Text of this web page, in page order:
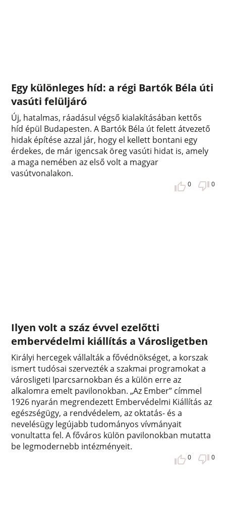
Egy különleges híd: a régi Bartók Béla úti
vasúti felüljáró
Új, hatalmas, ráadásul végső kialakításában kettős
híd épül Budapesten. A Bartók Béla út felett átvezető
hidak építése azzal jár, hogy el kellett bontani egy
érdekes, de már igencsak öreg vasúti hidat is, amely
a maga nemében az első volt a magyar
vasútvonalakon.
0 0
Ilyen volt a száz évvel ezelőtti
embervédelmi kiállítás a Városligetben
Királyi hercegek vállalták a fővédnökséget, a korszak
ismert tudósai szervezték a szakmai programokat a
városligeti Iparcsarnokban és a külön erre az
alkalomra emelt pavilonokban. „Az Ember” címmel
1926 nyarán megrendezett Embervédelmi Kiállítás az
egészségügy, a rendvédelem, az oktatás- és a
nevelésügy legújabb tudományos vívmányait
vonultatta fel. A főváros külön pavilonokban mutatta
be legmodernebb intézményeit.
0 0